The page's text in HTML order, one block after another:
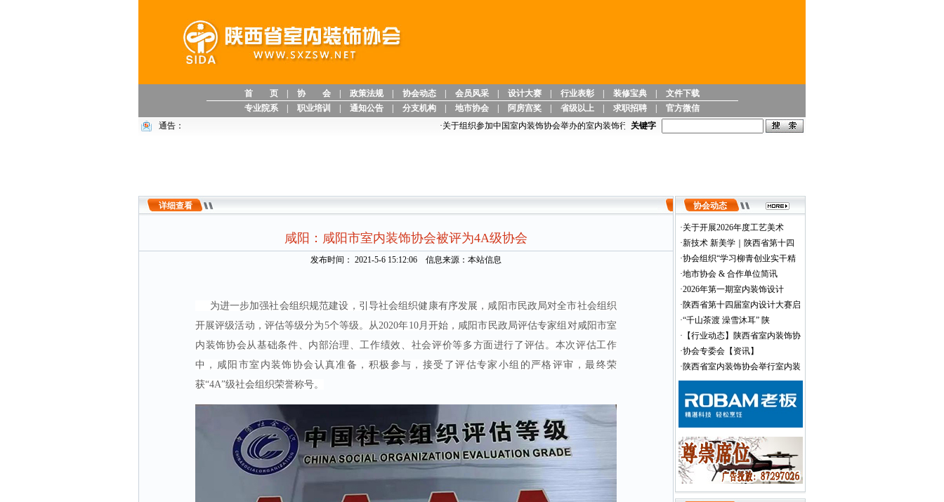
首 页 协 会 政策法规 协会动态 会员风采 设计大赛 行业表彰 装修宝典
文件下载
专业院系
职业培训 通知公告 分支机构 地市协会 阿房宫奖 省级以上 求职招聘
官方微信
通告：
关于组织参加中国室内装饰协会举办的室内装饰行业人才岗位能力高级研修班的通知
关键字
详细查看
咸阳：咸阳市室内装饰协会被评为4A级协会
发布时间： 2021-5-6 15:12:06 信息来源：本站信息
为进一步加强社会组织规范建设，引导社会组织健康有序发展，咸阳市民政局对全市社会组织
开展评级活动，评估等级分为5个等级。 从2020年10月开始，咸阳市民政局评估专家组对咸阳市室
内装饰协会从基础条件、内部治理、工作绩效、社会评价等多方面进行了评估。 本次评估工作
中，咸阳市室内装饰协会认真准备，积极参与，接受了评估专家小组的严格评审，最终荣
获“4A”级社会组织荣誉称号。
协会动态
·关于开展2026年度工艺美术
·新技术 新美学｜陕西省第十四
·协会组织“学习柳青创业实干精
·地市协会 & 合作单位简讯
·2026年第一期室内装饰设计
·陕西省第十四届室内设计大赛启
·“千山茶渡 澡雪沐耳” 陕
· 【行业动态】陕西省室内装饰协
·协会专委会【资讯】
·陕西省室内装饰协会举行室内装